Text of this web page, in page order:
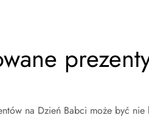
na Dzień Babci może być nie